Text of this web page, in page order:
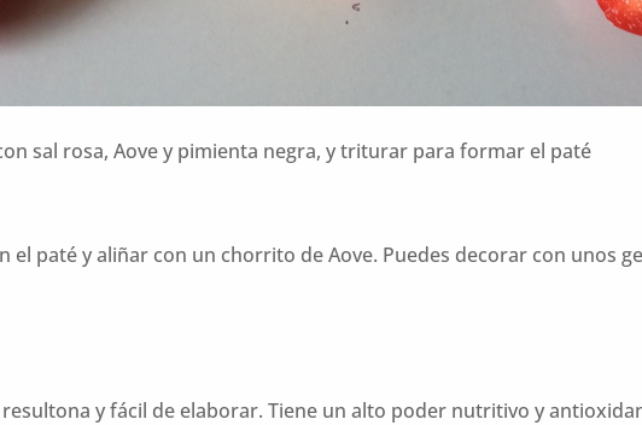
sal rosa, Aove y pimienta negra, y triturar para formar el paté
el paté y aliñar con un chorrito de Aove. Puedes decorar con unos
resultona y fácil de elaborar. Tiene un alto poder nutritivo y